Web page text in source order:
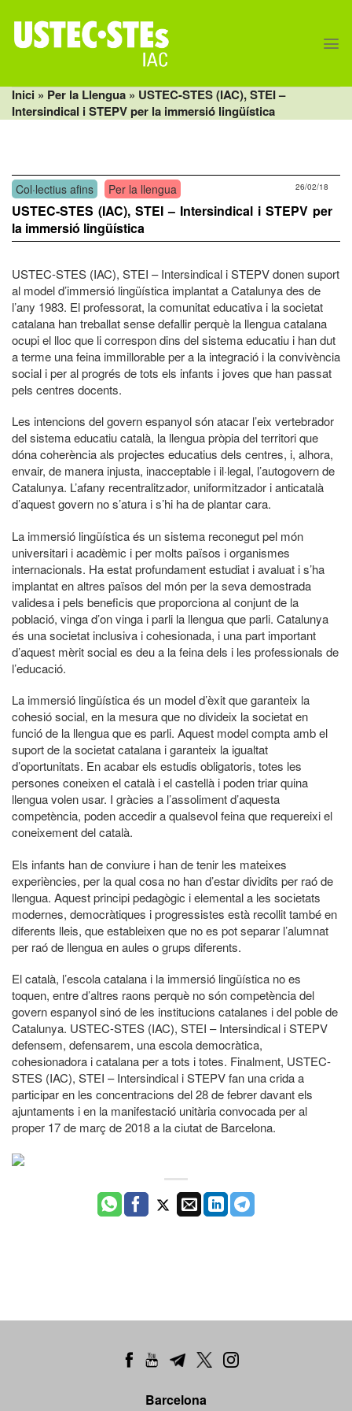
content
Inici » Per la Llengua » USTEC-STES (IAC), STEI –
Intersindical i STEPV per la immersió lingüística
Col·lectius afins Per la llengua 26/02/18
USTEC-STES (IAC), STEI – Intersindical i STEPV per
la immersió lingüística
USTEC-STES (IAC), STEI – Intersindical i STEPV donen suport
al model d’immersió lingüística implantat a Catalunya des de
l’any 1983. El professorat, la comunitat educativa i la societat
catalana han treballat sense defallir perquè la llengua catalana
ocupi el lloc que li correspon dins del sistema educatiu i han dut
a terme una feina immillorable per a la integració i la convivència
social i per al progrés de tots els infants i joves que han passat
pels centres docents.
Les intencions del govern espanyol són atacar l’eix vertebrador
del sistema educatiu català, la llengua pròpia del territori que
dóna coherència als projectes educatius dels centres, i, alhora,
envair, de manera injusta, inacceptable i il·legal, l’autogovern de
Catalunya. L’afany recentralitzador, uniformitzador i anticatalà
d’aquest govern no s’atura i s’hi ha de plantar cara.
La immersió lingüística és un sistema reconegut pel món
universitari i acadèmic i per molts països i organismes
internacionals. Ha estat profundament estudiat i avaluat i s’ha
implantat en altres països del món per la seva demostrada
validesa i pels beneficis que proporciona al conjunt de la
població, vinga d’on vinga i parli la llengua que parli. Catalunya
és una societat inclusiva i cohesionada, i una part important
d’aquest mèrit social es deu a la feina dels i les professionals de
l’educació.
La immersió lingüística és un model d’èxit que garanteix la
cohesió social, en la mesura que no divideix la societat en
funció de la llengua que es parli. Aquest model compta amb el
suport de la societat catalana i garanteix la igualtat
d’oportunitats. En acabar els estudis obligatoris, totes les
persones coneixen el català i el castellà i poden triar quina
llengua volen usar. I gràcies a l’assoliment d’aquesta
competència, poden accedir a qualsevol feina que requereixi el
coneixement del català.
Els infants han de conviure i han de tenir les mateixes
experiències, per la qual cosa no han d’estar dividits per raó de
llengua. Aquest principi pedagògic i elemental a les societats
modernes, democràtiques i progressistes està recollit també en
diferents lleis, que estableixen que no es pot separar l’alumnat
per raó de llengua en aules o grups diferents.
El català, l’escola catalana i la immersió lingüística no es
toquen, entre d’altres raons perquè no són competència del
govern espanyol sinó de les institucions catalanes i del poble de
Catalunya. USTEC-STES (IAC), STEI – Intersindical i STEPV
defensem, defensarem, una escola democràtica,
cohesionadora i catalana per a tots i totes. Finalment, USTEC-
STES (IAC), STEI – Intersindical i STEPV fan una crida a
participar en les concentracions del 28 de febrer davant els
ajuntaments i en la manifestació unitària convocada per al
proper 17 de març de 2018 a la ciutat de Barcelona.
Barcelona